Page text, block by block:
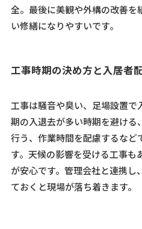
全。最後に美観や外構の改善を
い修繕になりやすいです。
工事時期の決め方と入居者
工事は騒音や臭い、足場設置で
期の入退去が多い時期を避ける
行う、作業時間を配慮するなど
す。天候の影響を受ける工事も
が安心です。管理会社と連携し
ておくと現場が落ち着きます。